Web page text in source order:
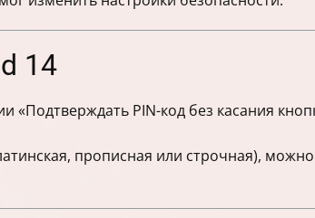
14
PIN-код без касания
прописная или строчная), можно